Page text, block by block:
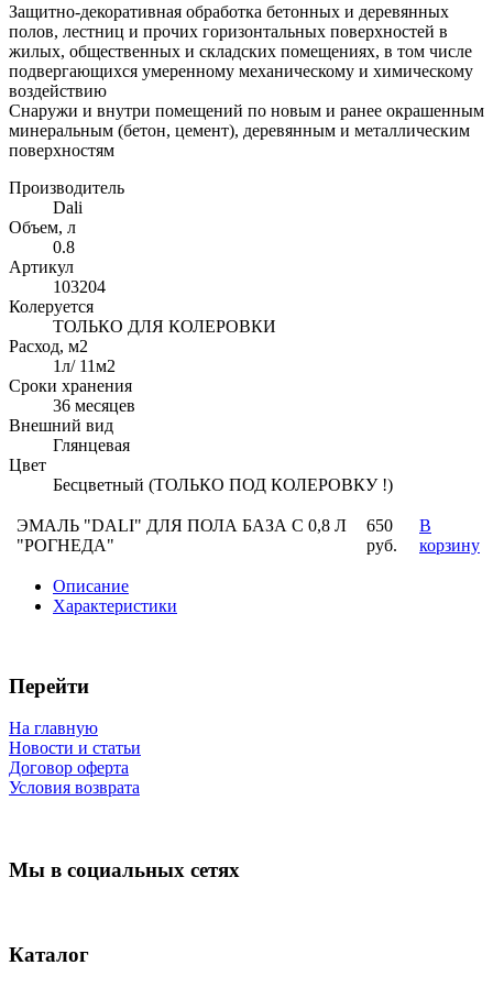
Защитно-декоративная обработка бетонных и деревянных
полов, лестниц и прочих горизонтальных поверхностей в
жилых, общественных и складских помещениях, в том числе
подвергающихся умеренному механическому и химическому
воздействию
Снаружи и внутри помещений по новым и ранее окрашенным
минеральным (бетон, цемент), деревянным и металлическим
поверхностям
Производитель
Dali
Объем, л
0.8
Артикул
103204
Колеруется
ТОЛЬКО ДЛЯ КОЛЕРОВКИ
Расход, м2
1л/ 11м2
Сроки хранения
36 месяцев
Внешний вид
Глянцевая
Цвет
Бесцветный (ТОЛЬКО ПОД КОЛЕРОВКУ !)
ЭМАЛЬ "DALI" ДЛЯ ПОЛА БАЗА С 0,8 Л
"РОГНЕДА"
650
руб.
В
корзину
Описание
Характеристики
Перейти
На главную
Новости и статьи
Договор оферта
Условия возврата
Мы в социальных сетях
Каталог